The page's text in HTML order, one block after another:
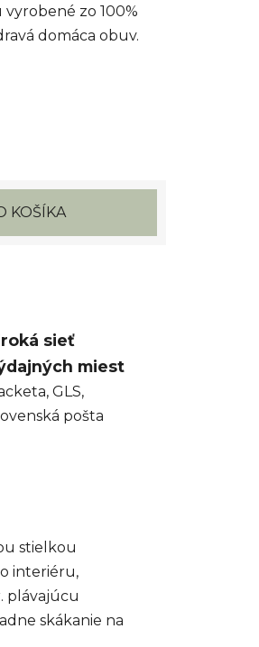
zo 100%
domáca obuv.
KOŠÍKA
sieť
miest
GLS,
pošta
stielkou
interiéru,
plávajúcu
skákanie na